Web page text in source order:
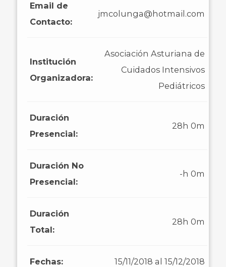
Email de
Contacto:
jmcolunga@hotmail.com
Institución
Organizadora:
Asociación Asturiana de
Cuidados Intensivos
Pediátricos
Duración
Presencial:
28h 0m
Duración No
Presencial:
-h 0m
Duración
Total:
28h 0m
Fechas: 15/11/2018 al 15/12/2018